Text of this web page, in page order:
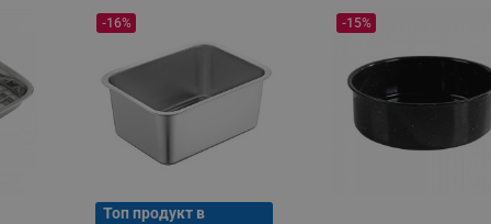
Топ продукт в
-16% -15%